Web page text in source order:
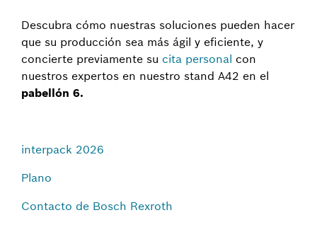
Descubra cómo nuestras soluciones pueden hacer
que su producción sea más ágil y eficiente, y
concierte previamente su cita personal con
nuestros expertos en nuestro stand A42 en el
pabellón 6.
interpack 2026
Plano
Contacto de Bosch Rexroth